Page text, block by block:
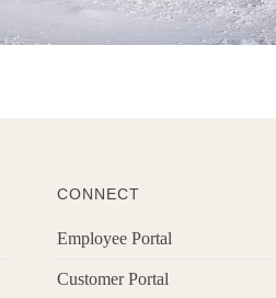
CONNECT
Employee Portal
Customer Portal